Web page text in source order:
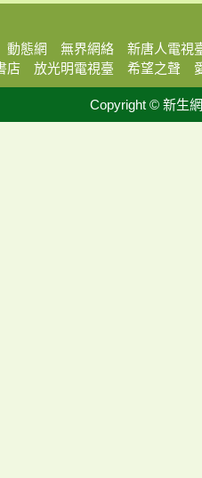
動態網 無界網絡
新唐人電視
店 放光明電視臺 希望之聲
Copyright © 新生